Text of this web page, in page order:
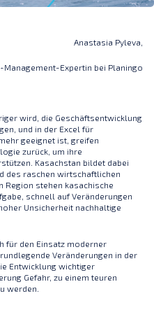
Anastasia Pyleva,
Management-Expertin bei Planingo
wird, die Geschäftsentwicklung
und in der Excel für
geeignet ist, greifen
zurück, um ihre
Kasachstan bildet dabei
des raschen wirtschaftlichen
Region stehen kasachische
schnell auf Veränderungen
Unsicherheit nachhaltige
für den Einsatz moderner
Veränderungen in der
Entwicklung wichtiger
Gefahr, zu einem teuren
werden.